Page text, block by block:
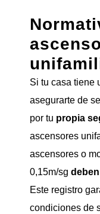
Si tu casa tiene
asegurarte de
por tu propia
ascensores
ascensores o
0,15m/sg
Este registro
condiciones de